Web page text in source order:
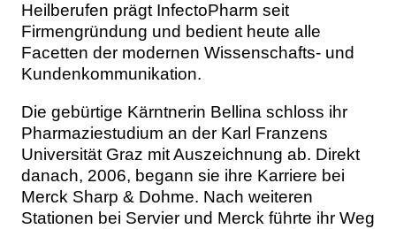
Heilberufen prägt InfectoPharm seit
Firmengründung und bedient heute alle
Facetten der modernen Wissenschafts- und
Kundenkommunikation.
Die gebürtige Kärntnerin Bellina schloss ihr
Pharmaziestudium an der Karl Franzens
Universität Graz mit Auszeichnung ab. Direkt
danach, 2006, begann sie ihre Karriere bei
Merck Sharp & Dohme. Nach weiteren
Stationen bei Servier und Merck führte ihr Weg